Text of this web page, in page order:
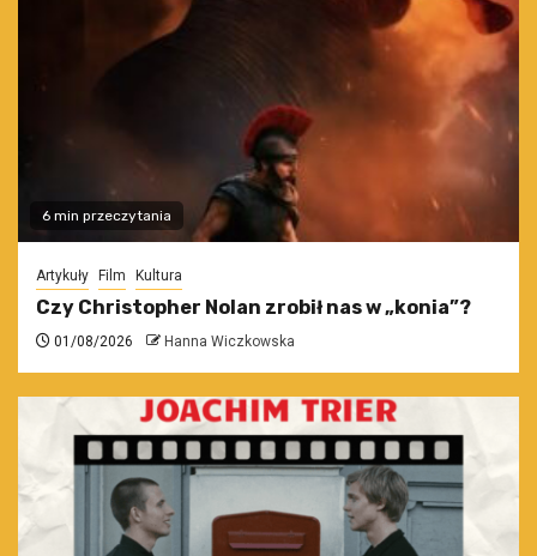
6 min przeczytania
Artykuły Film Kultura
Czy Christopher Nolan zrobił nas w „konia”?
01/08/2026 Hanna Wiczkowska